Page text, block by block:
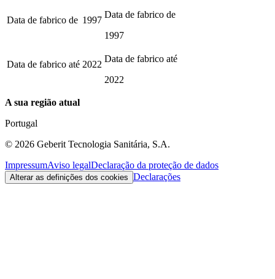
Data de fabrico de 1997
Data de fabrico de
1997
Data de fabrico até 2022
Data de fabrico até
2022
A sua região atual
Portugal
© 2026 Geberit Tecnologia Sanitária, S.A.
ImpressumAviso legalDeclaração da proteção de dados
Alterar as definições dos cookies Declarações